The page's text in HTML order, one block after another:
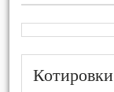
Котировки